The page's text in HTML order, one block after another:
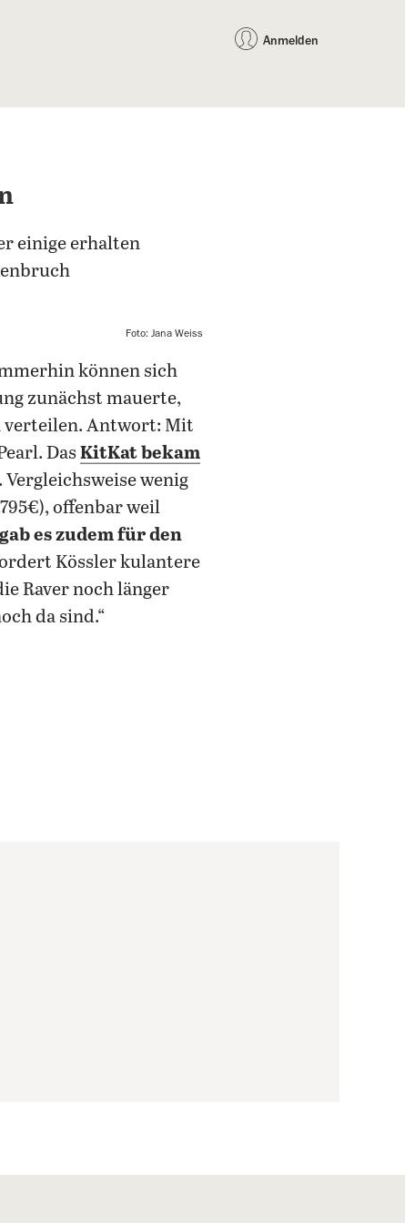
Anmelden
einige erhalten
Foto: Jana Weiss
können sich
zunächst mauerte,
verteilen. Antwort: Mit
DasKitKat bekam
wenig
offenbar weil
es zudem für den
Kössler kulantere
Raver noch länger
da sind.“